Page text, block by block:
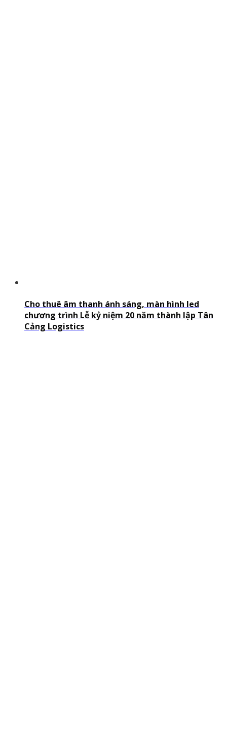
Cho thuê âm thanh ánh sáng, màn hình led
chương trình Lễ kỷ niệm 20 năm thành lập Tân
Cảng Logistics